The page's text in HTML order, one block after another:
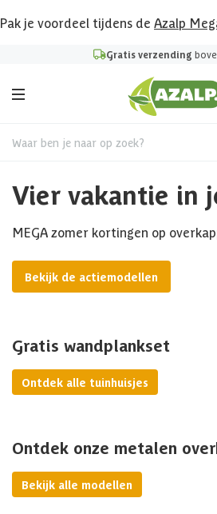
Pak je voordeel tijdens de Azalp
Gratis verzending
Waar ben je naar op zoek?
Vier vakantie in
MEGA zomer kortingen op
Bekijk de actiemodellen
Gratis wandplankset
Ontdek alle tuinhuisjes
Ontdek onze metalen
Bekijk alle modellen